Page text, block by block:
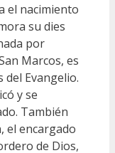
el nacimiento
su dies
por
Marcos, es
Evangelio.
y se
También
el encargado
de Dios,